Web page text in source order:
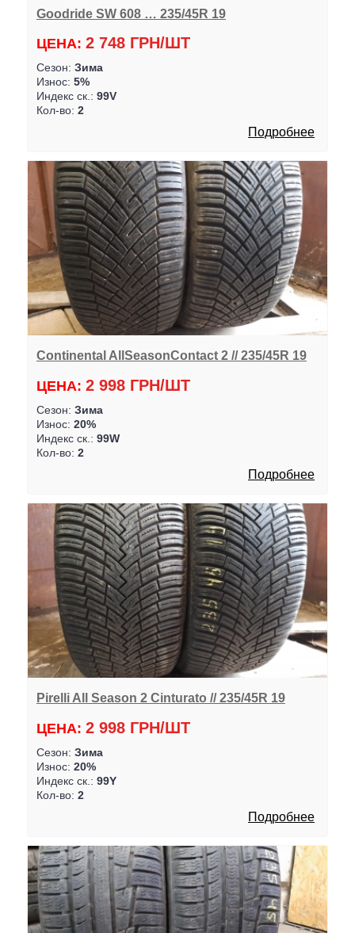
Goodride SW 608 … 235/45R 19
ЦЕНА: 2 748 ГРН/ШТ
Сезон: Зима
Износ: 5%
Индекс ск.: 99V
Кол-во: 2
Подробнее
Continental AllSeasonContact 2 // 235/45R 19
ЦЕНА: 2 998 ГРН/ШТ
Сезон: Зима
Износ: 20%
Индекс ск.: 99W
Кол-во: 2
Подробнее
Pirelli All Season 2 Cinturato // 235/45R 19
ЦЕНА: 2 998 ГРН/ШТ
Сезон: Зима
Износ: 20%
Индекс ск.: 99Y
Кол-во: 2
Подробнее